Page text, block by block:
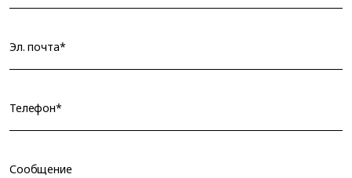
Эл. почта*
Телефон*
Сообщение